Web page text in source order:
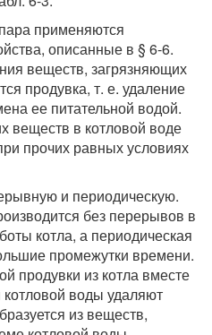
применяются
описанные в § 6-6.
веществ, загрязняющих
продувка, т. е. удаление
ее питательной водой.
веществ в котловой воде
прочих равных условиях
и периодическую.
без перерывов в
котла, а периодическая
промежутки времени.
продувки из котла вместе
воды удаляют
из веществ,